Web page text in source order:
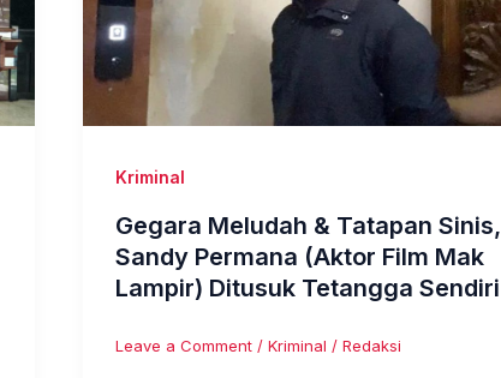
Kriminal
Gegara Meludah & Tatapan Sinis,
Sandy Permana (Aktor Film Mak
Lampir) Ditusuk Tetangga Sendiri
Leave a Comment / Kriminal / Redaksi